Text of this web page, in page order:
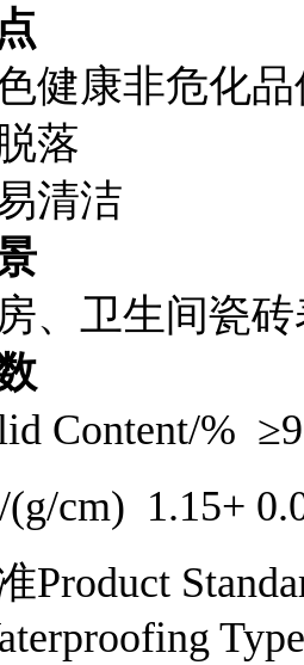
健康非危化
落
清洁
、卫生间瓷
Content/%
cm) 1.15+
Product